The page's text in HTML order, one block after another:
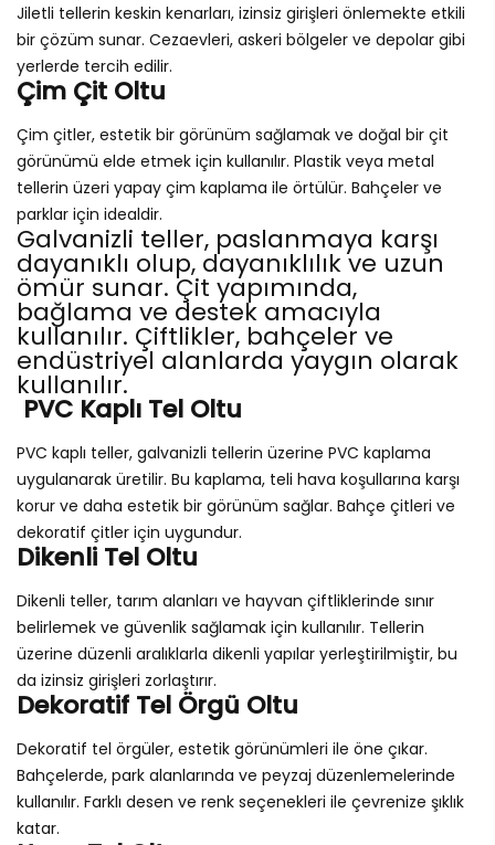
Jiletli tellerin keskin kenarları, izinsiz girişleri önlemekte etkili
bir çözüm sunar. Cezaevleri, askeri bölgeler ve depolar gibi
yerlerde tercih edilir.
Çim Çit Oltu
Çim çitler, estetik bir görünüm sağlamak ve doğal bir çit
görünümü elde etmek için kullanılır. Plastik veya metal
tellerin üzeri yapay çim kaplama ile örtülür. Bahçeler ve
parklar için idealdir.
Galvanizli teller, paslanmaya karşı
dayanıklı olup, dayanıklılık ve uzun
ömür sunar. Çit yapımında,
bağlama ve destek amacıyla
kullanılır. Çiftlikler, bahçeler ve
endüstriyel alanlarda yaygın olarak
kullanılır.
PVC Kaplı Tel Oltu
PVC kaplı teller, galvanizli tellerin üzerine PVC kaplama
uygulanarak üretilir. Bu kaplama, teli hava koşullarına karşı
korur ve daha estetik bir görünüm sağlar. Bahçe çitleri ve
dekoratif çitler için uygundur.
Dikenli Tel Oltu
Dikenli teller, tarım alanları ve hayvan çiftliklerinde sınır
belirlemek ve güvenlik sağlamak için kullanılır. Tellerin
üzerine düzenli aralıklarla dikenli yapılar yerleştirilmiştir, bu
da izinsiz girişleri zorlaştırır.
Dekoratif Tel Örgü Oltu
Dekoratif tel örgüler, estetik görünümleri ile öne çıkar.
Bahçelerde, park alanlarında ve peyzaj düzenlemelerinde
kullanılır. Farklı desen ve renk seçenekleri ile çevrenize şıklık
katar.